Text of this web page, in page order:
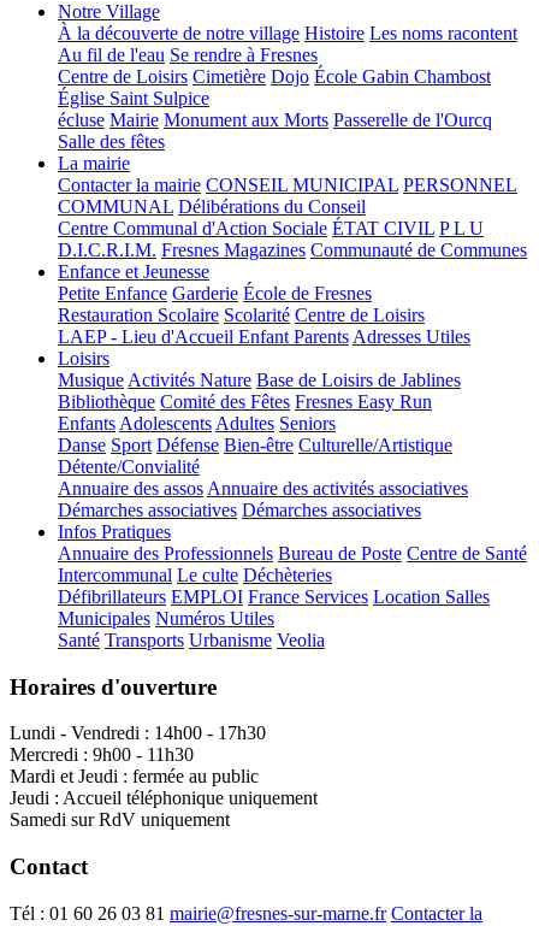
Notre Village
À la découverte de notre village Histoire Les noms racontent
Au fil de l'eau Se rendre à Fresnes
Centre de Loisirs Cimetière Dojo École Gabin Chambost
Église Saint Sulpice
écluse Mairie Monument aux Morts Passerelle de l'Ourcq
Salle des fêtes
La mairie
Contacter la mairie CONSEIL MUNICIPAL PERSONNEL
COMMUNAL Délibérations du Conseil
Centre Communal d'Action Sociale ÉTAT CIVIL P L U
D.I.C.R.I.M. Fresnes Magazines Communauté de Communes
Enfance et Jeunesse
Petite Enfance Garderie École de Fresnes
Restauration Scolaire Scolarité Centre de Loisirs
LAEP - Lieu d'Accueil Enfant Parents Adresses Utiles
Loisirs
Musique Activités Nature Base de Loisirs de Jablines
Bibliothèque Comité des Fêtes Fresnes Easy Run
Enfants Adolescents Adultes Seniors
Danse Sport Défense Bien-être Culturelle/Artistique
Détente/Convialité
Annuaire des assos Annuaire des activités associatives
Démarches associatives Démarches associatives
Infos Pratiques
Annuaire des Professionnels Bureau de Poste Centre de Santé
Intercommunal Le culte Déchèteries
Défibrillateurs EMPLOI France Services Location Salles
Municipales Numéros Utiles
Santé Transports Urbanisme Veolia
Horaires d'ouverture
Lundi - Vendredi : 14h00 - 17h30
Mercredi : 9h00 - 11h30
Mardi et Jeudi : fermée au public
Jeudi : Accueil téléphonique uniquement
Samedi sur RdV uniquement
Contact
Tél : 01 60 26 03 81 mairie@fresnes-sur-marne.fr Contacter la